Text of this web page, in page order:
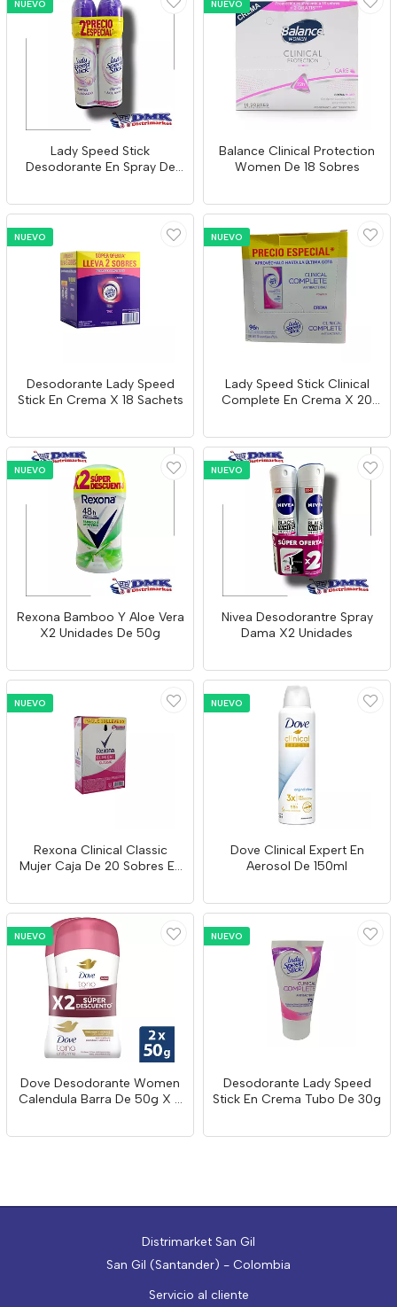
NUEVO
Lady Speed Stick
Desodorante En Spray De
NUEVO
Balance Clinical Protection
Women De 18 Sobres
NUEVO
Desodorante Lady Speed
Stick En Crema X 18 Sachets
NUEVO
Lady Speed Stick Clinical
Complete En Crema X 20
NUEVO
Rexona Bamboo Y Aloe Vera
X2 Unidades De 50g
NUEVO
Nivea Desodorantre Spray
Dama X2 Unidades
NUEVO
Rexona Clinical Classic
Mujer Caja De 20 Sobres En
NUEVO
Dove Clinical Expert En
Aerosol De 150ml
NUEVO
Dove Desodorante Women
Calendula Barra De 50g X 2
NUEVO
Desodorante Lady Speed
Stick En Crema Tubo De 30g
Distrimarket San Gil
San Gil (Santander) - Colombia
Servicio al cliente